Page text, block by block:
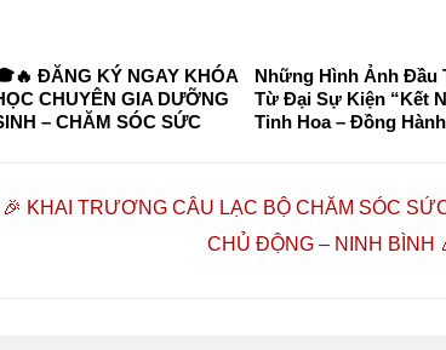
ĐĂNG KÝ NGAY KHÓA
CHUYÊN GIA DƯỠNG
– CHĂM SÓC SỨC
Những Hình Ảnh Đầu
Từ Đại Sự Kiện “Kết
Tinh Hoa – Đồng
🎉 KHAI TRƯƠNG CÂU LẠC BỘ CHĂM SÓC
CHỦ ĐỘNG – NINH BÌNH